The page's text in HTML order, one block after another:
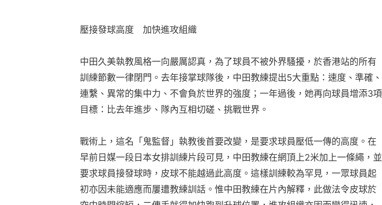
壓接發球高度　加快進攻組織
中田久美執教風格一向嚴厲認真，為了球員不被外界騷擾，於香港站的所有
訓練節數一律閉門。去年接掌球隊後，中田教練提出5大重點：速度、準確、
連繫、異常的集中力、不會負於世界的強度；一年過後，她再向球員增添3項
目標：比去年進步、隊內互相切磋、挑戰世界。
戰術上，這名「鬼監督」執教後首要改變，是要求球員壓低一傳的高度。在
早前日媒一段日本女排訓練片段可見，中田教練在網頂上2米加上一條繩，並
要求球員接發球時，皮球不能越過此高度。這樣訓練較為罕見，一眾球員起
初亦因未能適應而屢遭教練訓話。惟中田教練在片內解釋，此做法令皮球於